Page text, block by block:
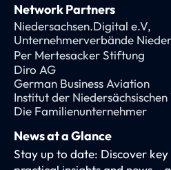
Network Partners
Niedersachsen.Digital e.V,
Unternehmerverbände
Per Mertesacker Stiftung
Diro AG
German Business Aviation
Institut der
Die Familienunternehmer
News at a Glance
Stay up to date: Discover